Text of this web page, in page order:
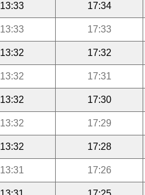
13:33 17:34
13:33 17:33
13:32 17:32
13:32 17:31
13:32 17:30
13:32 17:29
13:32 17:28
13:31 17:26